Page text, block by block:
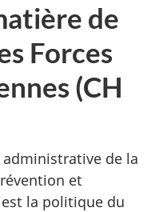
de
Forces
(CH
de la
et
la politique du